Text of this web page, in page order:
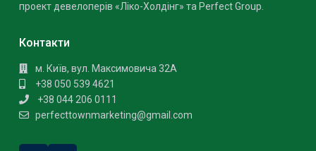
проект девелоперів «Ліко-Холдінг» та Perfect Group.
Контакти
м. Київ, вул. Максимовича 32А
+38 050 539 4621
+38 044 206 0111
perfecttownmarketing@gmail.com